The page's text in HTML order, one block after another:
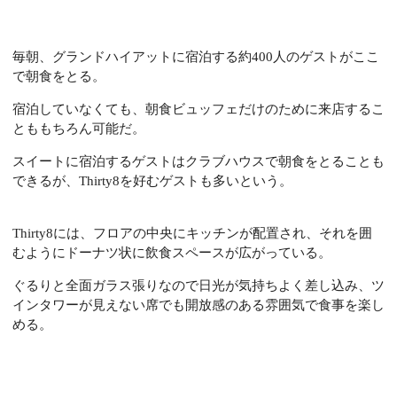
毎朝、グランドハイアットに宿泊する約400人のゲストがここ
で朝食をとる。
宿泊していなくても、朝食ビュッフェだけのために来店するこ
とももちろん可能だ。
スイートに宿泊するゲストはクラブハウスで朝食をとることも
できるが、Thirty8を好むゲストも多いという。
Thirty8には、フロアの中央にキッチンが配置され、それを囲
むようにドーナツ状に飲食スペースが広がっている。
ぐるりと全面ガラス張りなので日光が気持ちよく差し込み、ツ
インタワーが見えない席でも開放感のある雰囲気で食事を楽し
める。